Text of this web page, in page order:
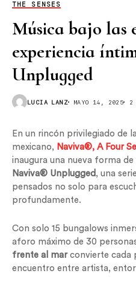
THE SENSES
Música bajo las
experiencia
Unplugged
LUCIA LANZ MAYO 14, 2025 2
En un rincón privilegiado de
mexicano, Naviva®, A Four
inaugura una nueva forma
Naviva® Unplugged , una
pensados no solo para
profundamente.
Con solo 15 bungalows
aforo máximo de 30
frente al marconvierte cada
encuentro entre artista,